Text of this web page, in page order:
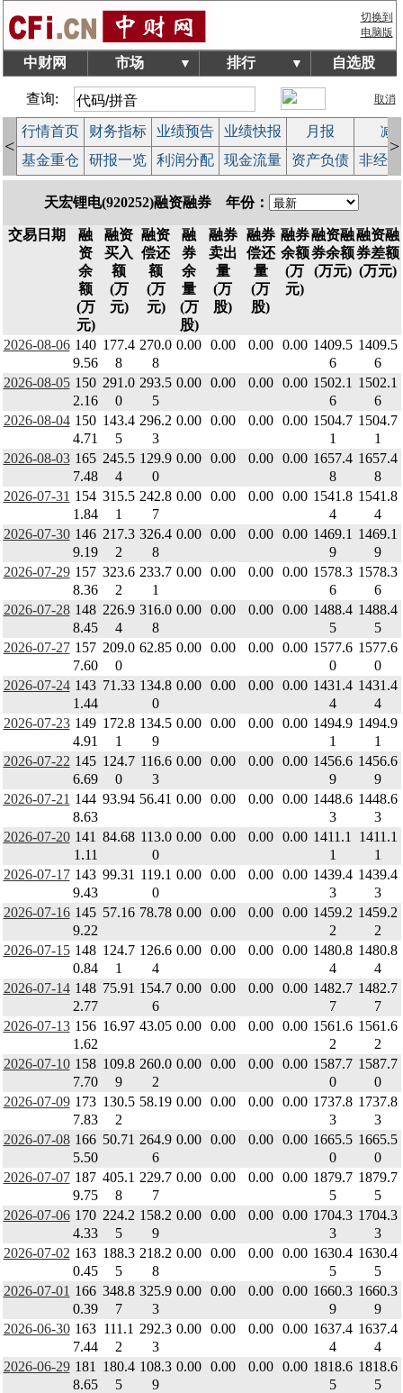
切换到
电脑版
中财网 市场 ▼ 排行 ▼ 自选股
查询: 取消
<
行情首页 财务指标 业绩预告 业绩快报 月报
减
基金重仓
研报一览 利润分配 现金流量 资产负债 非经
>
天宏锂电(920252)融资融券 年份：
交易日期
融
资
余
额
(万
元)
融资
买入
额
(万
元)
融资
偿还
额
(万
元)
融
券
余
量
(万
股)
融券
卖出
量
(万
股)
融券
偿还
量
(万
股)
融券
余额
(万
元)
融资融
券余额
(万元)
融资融
券差额
(万元)
2026-08-06 140
9.56
177.4
8
270.0
8
0.00 0.00 0.00 0.00 1409.5
6
1409.5
6
2026-08-05 150
2.16
291.0
0
293.5
5
0.00 0.00 0.00 0.00 1502.1
6
1502.1
6
2026-08-04 150
4.71
143.4
5
296.2
3
0.00 0.00 0.00 0.00 1504.7
1
1504.7
1
2026-08-03 165
7.48
245.5
4
129.9
0
0.00 0.00 0.00 0.00 1657.4
8
1657.4
8
2026-07-31 154
1.84
315.5
1
242.8
7
0.00 0.00 0.00 0.00 1541.8
4
1541.8
4
2026-07-30 146
9.19
217.3
2
326.4
8
0.00 0.00 0.00 0.00 1469.1
9
1469.1
9
2026-07-29 157
8.36
323.6
2
233.7
1
0.00 0.00 0.00 0.00 1578.3
6
1578.3
6
2026-07-28 148
8.45
226.9
4
316.0
8
0.00 0.00 0.00 0.00 1488.4
5
1488.4
5
2026-07-27 157
7.60
209.0
0
62.85 0.00 0.00 0.00 0.00 1577.6
0
1577.6
0
2026-07-24 143
1.44
71.33 134.8
0
0.00 0.00 0.00 0.00 1431.4
4
1431.4
4
2026-07-23 149
4.91
172.8
1
134.5
9
0.00 0.00 0.00 0.00 1494.9
1
1494.9
1
2026-07-22 145
6.69
124.7
0
116.6
3
0.00 0.00 0.00 0.00 1456.6
9
1456.6
9
2026-07-21 144
8.63
93.94 56.41 0.00 0.00 0.00 0.00 1448.6
3
1448.6
3
2026-07-20 141
1.11
84.68 113.0
0
0.00 0.00 0.00 0.00 1411.1
1
1411.1
1
2026-07-17 143
9.43
99.31 119.1
0
0.00 0.00 0.00 0.00 1439.4
3
1439.4
3
2026-07-16 145
9.22
57.16 78.78 0.00 0.00 0.00 0.00 1459.2
2
1459.2
2
2026-07-15 148
0.84
124.7
1
126.6
4
0.00 0.00 0.00 0.00 1480.8
4
1480.8
4
2026-07-14 148
2.77
75.91 154.7
6
0.00 0.00 0.00 0.00 1482.7
7
1482.7
7
2026-07-13 156
1.62
16.97 43.05 0.00 0.00 0.00 0.00 1561.6
2
1561.6
2
2026-07-10 158
7.70
109.8
9
260.0
2
0.00 0.00 0.00 0.00 1587.7
0
1587.7
0
2026-07-09 173
7.83
130.5
2
58.19 0.00 0.00 0.00 0.00 1737.8
3
1737.8
3
2026-07-08 166
5.50
50.71 264.9
6
0.00 0.00 0.00 0.00 1665.5
0
1665.5
0
2026-07-07 187
9.75
405.1
8
229.7
7
0.00 0.00 0.00 0.00 1879.7
5
1879.7
5
2026-07-06 170
4.33
224.2
5
158.2
9
0.00 0.00 0.00 0.00 1704.3
3
1704.3
3
2026-07-02 163
0.45
188.3
5
218.2
8
0.00 0.00 0.00 0.00 1630.4
5
1630.4
5
2026-07-01 166
0.39
348.8
7
325.9
3
0.00 0.00 0.00 0.00 1660.3
9
1660.3
9
2026-06-30 163
7.44
111.1
2
292.3
3
0.00 0.00 0.00 0.00 1637.4
4
1637.4
4
2026-06-29 181
8.65
180.4
5
108.3
9
0.00 0.00 0.00 0.00 1818.6
5
1818.6
5